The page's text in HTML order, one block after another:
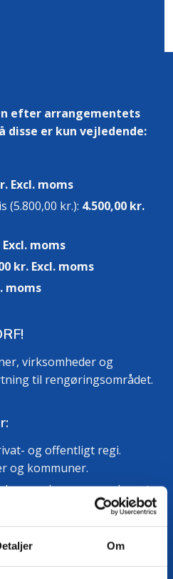
Om
efter arrangementets
er kun vejledende:​​​
Excl. moms
(5.800,00 kr.): 4.500,00 kr.
moms
kr. Excl. moms
moms
virksomheder og
til rengøringsområdet.​
og offentligt regi.
og kommuner.
leverandører og producenter.
institutioner.